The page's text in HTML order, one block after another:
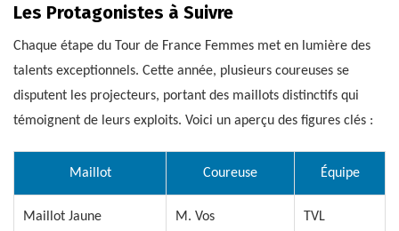
Les Protagonistes à Suivre
Chaque étape du Tour de France Femmes met en lumière des
talents exceptionnels. Cette année, plusieurs coureuses se
disputent les projecteurs, portant des maillots distinctifs qui
témoignent de leurs exploits. Voici un aperçu des figures clés :
Maillot Coureuse Équipe
Maillot Jaune M. Vos TVL